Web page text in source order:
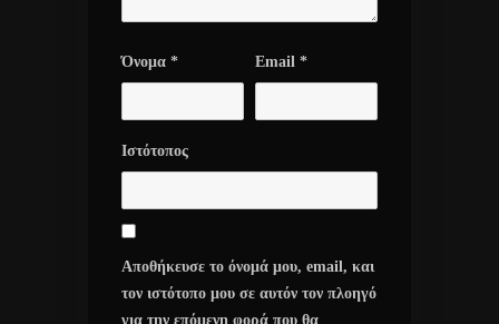
Όνομα * Email *
Ιστότοπος
Αποθήκευσε το όνομά μου, email, και
τον ιστότοπο μου σε αυτόν τον πλοηγό
για την επόμενη φορά που θα